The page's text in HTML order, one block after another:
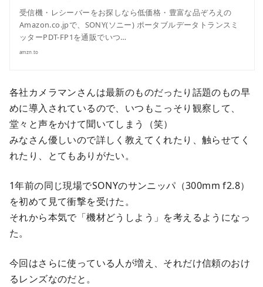
受信機・レシーバーをお探しなら低価格・豊富な品ぞろえの
Amazon.co.jpで、SONY(ソニー) ポータブルデータトランスミ
ッターPDT-FP1を通販でいつ…
amzn.to
各社カメラマンさんは最新のものだったり話題のもの早
めに導入されているので、いつもこっそり観察して、
堂々と声をかけて聞いてしまう（笑）
みなさん優しいので詳しく教えてくれたり、触らせてく
れたり、とてもありがたい。
1年前の同じ現場でSONYのサンニッパ（300mm f2.8）
を初めて見て衝撃を受けた。
それから本気で「機材どうしよう」を考えるようになっ
た。
今回はさらに使っている人が増え、それだけ信頼のおけ
るレンズなのだと。